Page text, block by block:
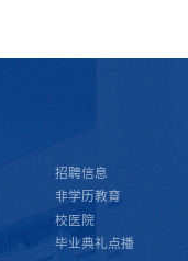
招聘信息
非学历教育
校医院
毕业典礼点播